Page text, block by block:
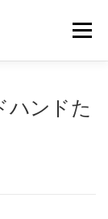
メニュー
ハンドた